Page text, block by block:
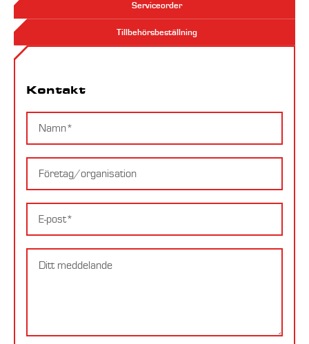
Serviceorder
Tillbehörsbeställning
Kontakt
Namn
Företag
E-
postadress
Meddelande